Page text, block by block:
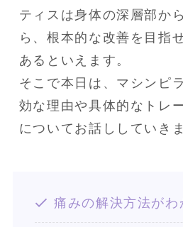
ティスは身体の深層部か
ら、根本的な改善を目指
あるといえます。
そこで本日は、マシンピ
効な理由や具体的なトレ
についてお話ししていきま
痛みの解決方法がわ